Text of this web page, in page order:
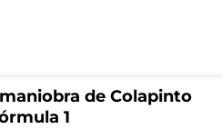
de Colapinto
1